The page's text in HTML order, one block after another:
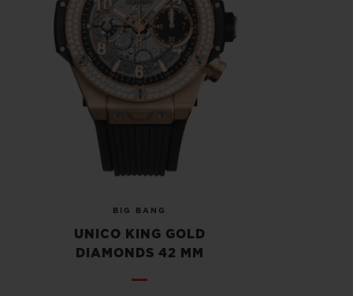
BIG BANG
UNICO KING GOLD
DIAMONDS 42 MM